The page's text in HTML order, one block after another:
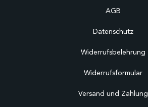
AGB
Datenschutz
Widerrufsbelehrung
Widerrufsformular
Versand und Zahlung